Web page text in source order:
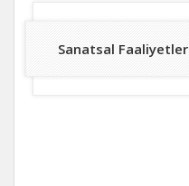
Sanatsal Faaliyetler